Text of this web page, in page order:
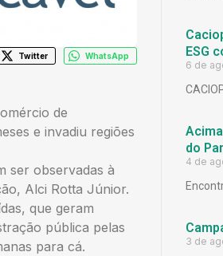
Twitter WhatsApp
de
e invadiu regiões
ser observadas à
Alci Rotta Júnior.
que geram
pública pelas
para cá.
ESG
6 de
do
4 de
3 de